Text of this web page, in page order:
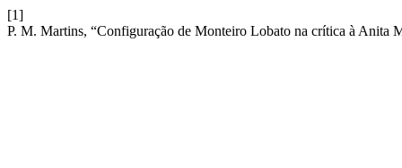
[1]
P. M. Martins, “Configuração de Monteiro Lobato na crítica à Anita